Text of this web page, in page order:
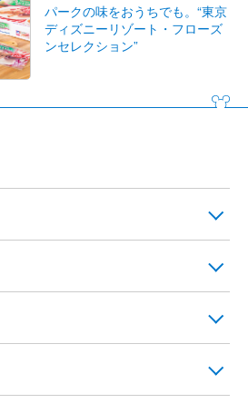
パークの味をおうちでも。“東京
ディズニーリゾート・フローズ
ンセレクション”